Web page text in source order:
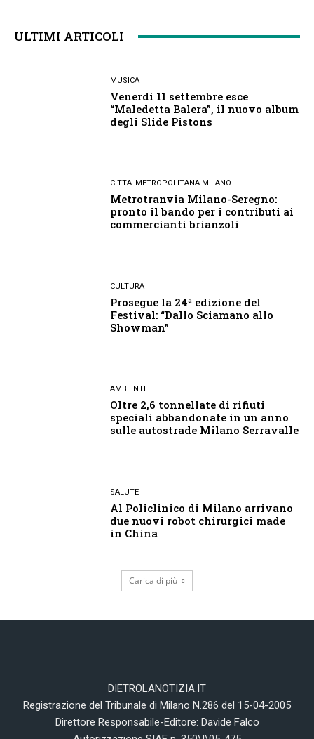
ULTIMI ARTICOLI
MUSICA
Venerdì 11 settembre esce
“Maledetta Balera”, il nuovo album
degli Slide Pistons
CITTA' METROPOLITANA MILANO
Metrotranvia Milano-Seregno:
pronto il bando per i contributi ai
commercianti brianzoli
CULTURA
Prosegue la 24ª edizione del
Festival: “Dallo Sciamano allo
Showman”
AMBIENTE
Oltre 2,6 tonnellate di rifiuti
speciali abbandonate in un anno
sulle autostrade Milano Serravalle
SALUTE
Al Policlinico di Milano arrivano
due nuovi robot chirurgici made
in China
Carica di più
DIETROLANOTIZIA.IT
Registrazione del Tribunale di Milano N.286 del 15-04-2005
Direttore Responsabile-Editore: Davide Falco